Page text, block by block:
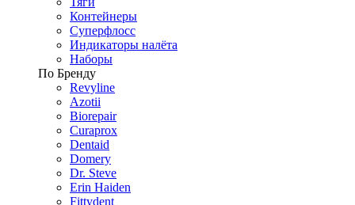
Контейнеры
Суперфлосс
Индикаторы налёта
Наборы
По Бренду
Revyline
Azotii
Biorepair
Curaprox
Dentaid
Domery
Dr. Steve
Erin Haiden
Fittydent